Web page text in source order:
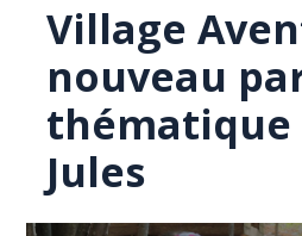
Village
nouveau
thématique
Jules